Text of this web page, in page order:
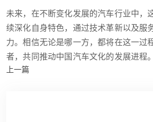
未来，在不断变化发展的汽车行业中，
续深化自身特色，通过技术革新以及服
力。相信无论是哪一方，都将在这一过
者，共同推动中国汽车文化的发展进程。
上一篇